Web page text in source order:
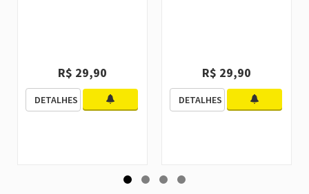
R$ 29,90
DETALHES
R$ 29,90
DETALHES